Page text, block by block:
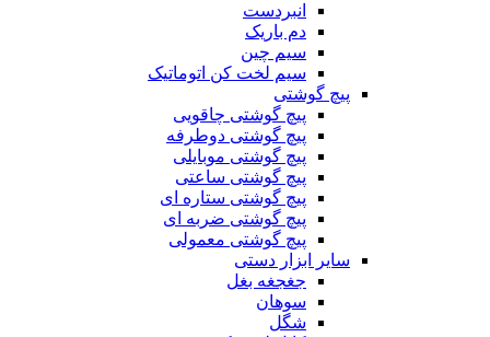
انبردست
دم باریک
سیم چین
سیم لخت کن اتوماتیک
پیچ گوشتی
پیچ گوشتی چاقویی
پیچ گوشتی دوطرفه
پیچ گوشتی موبایلی
پیچ گوشتی ساعتی
پیچ گوشتی ستاره ای
پیچ گوشتی ضربه ای
پیچ گوشتی معمولی
سایر ابزار دستی
جغجغه بغل
سوهان
شگل